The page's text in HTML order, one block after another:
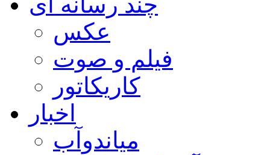
عکس
فیلم و صوت
کاریکاتور
اخبار
میاندوآب